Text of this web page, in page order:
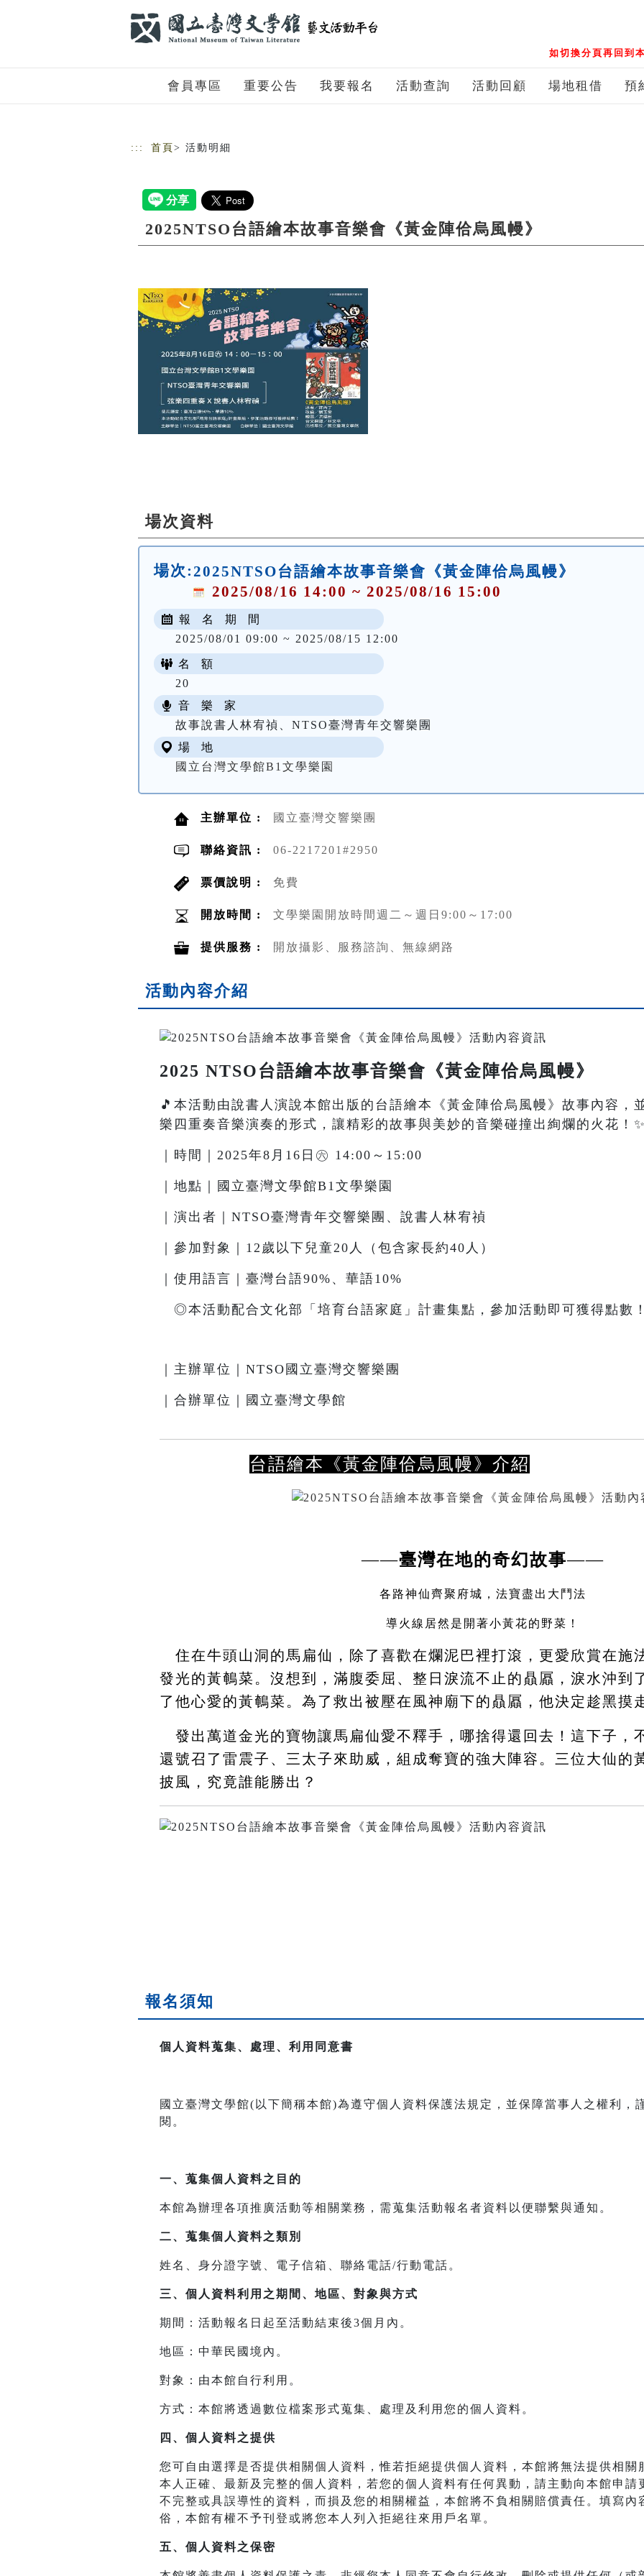
如切換分頁再回到
會員專區 重要公告 我要報名 活動查詢 活動回顧 場地租借 預
::: 首頁 > 活動明細
2025NTSO台語繪本故事音樂會《黃金陣佮烏風幔》
場次資料
場次:2025NTSO台語繪本故事音樂會《黃金陣佮烏風幔》
2025/08/16 14:00 ~ 2025/08/16 15:00
報 名 期 間
2025/08/01 09:00 ~ 2025/08/15 12:00
名 額
20
音 樂 家
故事說書人林宥禎、NTSO臺灣青年交響樂團
場 地
國立台灣文學館B1文學樂園
主辦單位 : 國立臺灣交響樂團
聯絡資訊 : 06-2217201#2950
票價說明 : 免費
開放時間 : 文學樂園開放時間週二～週日9:00～17:00
提供服務 : 開放攝影、服務諮詢、無線網路
活動內容介紹
2025 NTSO台語繪本故事音樂會《黃金陣佮烏風幔》
🎵本活動由說書人演說本館出版的台語繪本《黃金陣佮烏風幔》故事內容，
樂四重奏音樂演奏的形式，讓精彩的故事與美妙的音樂碰撞出絢爛的火花！
｜時間｜2025年8月16日㊅ 14:00～15:00
｜地點｜國立臺灣文學館B1文學樂園
｜演出者｜NTSO臺灣青年交響樂團、說書人林宥禎
｜參加對象｜12歲以下兒童20人（包含家長約40人）
｜使用語言｜臺灣台語90%、華語10%
◎本活動配合文化部「培育台語家庭」計畫集點，參加活動即可獲得點數
｜主辦單位｜NTSO國立臺灣交響樂團
｜合辦單位｜國立臺灣文學館
台語繪本《黃金陣佮烏風幔》介紹
——臺灣在地的奇幻故事——
各路神仙齊聚府城，法寶盡出大鬥法
導火線居然是開著小黃花的野菜！
住在牛頭山洞的馬扁仙，除了喜歡在爛泥巴裡打滾，更愛欣賞在施
發光的黃鵪菜。沒想到，滿腹委屈、整日淚流不止的贔屭，淚水沖到
了他心愛的黃鵪菜。為了救出被壓在風神廟下的贔屭，他決定趁黑摸
發出萬道金光的寶物讓馬扁仙愛不釋手，哪捨得還回去！這下子，
還號召了雷震子、三太子來助威，組成奪寶的強大陣容。三位大仙的
披風，究竟誰能勝出？
報名須知
個人資料蒐集、處理、利用同意書
國立臺灣文學館(以下簡稱本館)為遵守個人資料保護法規定，並保障當事人之權利，
閱。
一、 蒐集個人資料之目的
本館為辦理各項推廣活動等相關業務，需蒐集活動報名者資料以便聯繫與通知。
二、 蒐集個人資料之類別
姓名、身分證字號、電子信箱、聯絡電話/行動電話。
三、 個人資料利用之期間、地區、對象與方式
期間：活動報名日起至活動結束後3個月內。
地區：中華民國境內。
對象：由本館自行利用。
方式：本館將透過數位檔案形式蒐集、處理及利用您的個人資料。
四、 個人資料之提供
您可自由選擇是否提供相關個人資料，惟若拒絕提供個人資料，本館將無法提供相
本人正確、最新及完整的個人資料，若您的個人資料有任何異動，請主動向本館申
不完整或具誤導性的資料，而損及您的相關權益，本館將不負相關賠償責任。填寫
俗，本館有權不予刊登或將您本人列入拒絕往來用戶名單。
五、個人資料之保密